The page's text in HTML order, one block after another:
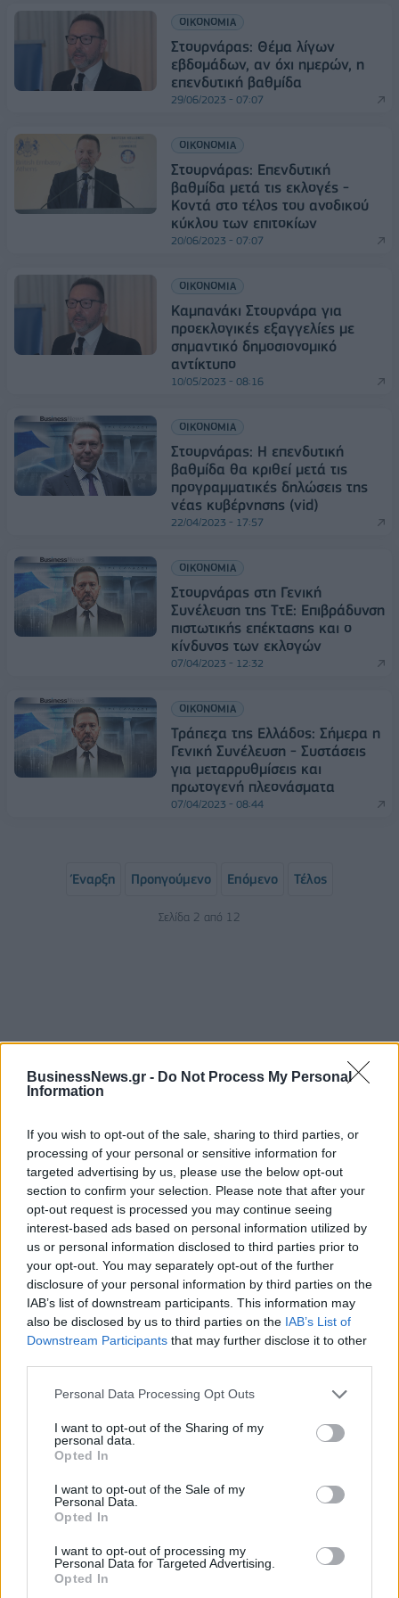
BusinessNews.gr - Do Not Process My Personal
Information
If you wish to opt-out of the sale, sharing to third parties, or
processing of your personal or sensitive information for
targeted advertising by us, please use the below opt-out
section to confirm your selection. Please note that after your
opt-out request is processed you may continue seeing
interest-based ads based on personal information utilized by
us or personal information disclosed to third parties prior to
your opt-out. You may separately opt-out of the further
disclosure of your personal information by third parties on the
IAB’s list of downstream participants. This information may
also be disclosed by us to third parties on the IAB’s List of
Downstream Participants that may further disclose it to other
Personal Data Processing Opt Outs
I want to opt-out of the Sharing of my
personal data.
Opted In
I want to opt-out of the Sale of my
Personal Data.
Opted In
I want to opt-out of processing my
Personal Data for Targeted Advertising.
Opted In
ΟΙΚΟΝΟΜΙΑ
Στουρνάρας: Θέμα λίγων
εβδομάδων, αν όχι ημερών, η
επενδυτική βαθμίδα
29/06/2023 - 07:07
ΟΙΚΟΝΟΜΙΑ
Στουρνάρας: Eπενδυτική
βαθμίδα μετά τις εκλογές -
Κοντά στο τέλος του ανοδικού
κύκλου των επιτοκίων
20/06/2023 - 07:07
ΟΙΚΟΝΟΜΙΑ
Καμπανάκι Στουρνάρα για
προεκλογικές εξαγγελίες με
σημαντικό δημοσιονομικό
αντίκτυπο
10/05/2023 - 08:16
ΟΙΚΟΝΟΜΙΑ
Στουρνάρας: Η επενδυτική
βαθμίδα θα κριθεί μετά τις
προγραμματικές δηλώσεις της
νέας κυβέρνησης (vid)
22/04/2023 - 17:57
ΟΙΚΟΝΟΜΙΑ
Στουρνάρας στη Γενική
Συνέλευση της ΤτΕ: Επιβράδυνση
πιστωτικής επέκτασης και ο
κίνδυνος των εκλογών
07/04/2023 - 12:32
ΟΙΚΟΝΟΜΙΑ
Τράπεζα της Ελλάδος: Σήμερα η
Γενική Συνέλευση - Συστάσεις
για μεταρρυθμίσεις και
πρωτογενή πλεονάσματα
07/04/2023 - 08:44
Έναρξη Προηγούμενο Επόμενο Τέλος
Σελίδα 2 από 12
ΡΟΗ ΕΙΔΗΣΕΩΝ
ΥΠΑΑΤ: Επιπλέον 12,5 εκατ. ευρώ στις Περιφέρειες
για την ενίσχυση της βιοασφάλειας
07/08/2026 - 17:02 ΟΙΚΟΝΟΜΙΑ
Deloitte Ελλάδος: Χρηματοοικονομικός σύμβουλος
της ΔΕΗ για την είσοδο στην πολωνική αγορά
ενέργειας
ΕΠΙΧΕΙΡΗΣΕΙΣ
Στρατηγική επένδυση του EFA GROUP στη Fractal
για την ανάπτυξη προηγμένων αμυντικών
τεχνολογιών
07/08/2026 - 16:11 ΕΠΙΧΕΙΡΗΣΕΙΣ
Συνάλλαγμα: Το ευρώ ενισχύεται 0,08%, στα
1,1534 δολάρια
07/08/2026 - 15:45 ΟΙΚΟΝΟΜΙΑ
Δείκτης Τιμών, με άνοδο 0,57%
07/08/2026 - 15:21